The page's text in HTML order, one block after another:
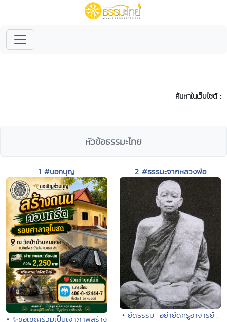
ค้นหาในเว็บไซต์ :
หัวข้อธรรมะไทย
1 #บอกบุญ
• ✨ขอเชิญร่วมเป็นเจ้าภาพสร้าง
2 #ธรรมะจากหลวงพ่อ
• ยึดธรรมะ อย่ายึดครูอาจารย์ :